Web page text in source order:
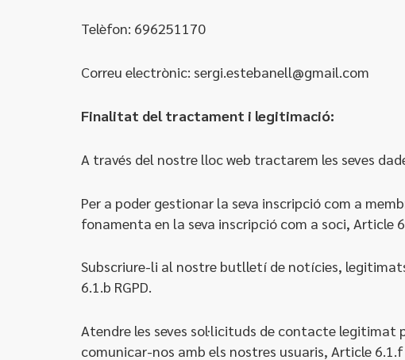
Telèfon: 696251170
Correu electrònic: sergi.estebanell@gmail.com
Finalitat del tractament i legitimació:
A través del nostre lloc web tractarem les seves
Per a poder gestionar la seva inscripció com a
fonamenta en la seva inscripció com a soci, Article
Subscriure-li al nostre butlletí de notícies,
6.1.b RGPD.
Atendre les seves sol·licituds de contacte legitimat
comunicar-nos amb els nostres usuaris, Article 6.1.f